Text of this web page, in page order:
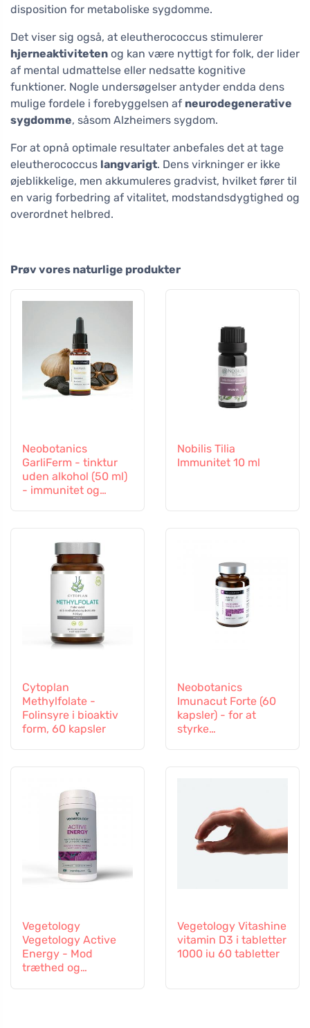
disposition for metaboliske sygdomme.
Det viser sig også, at eleutherococcus stimulerer
hjerneaktiviteten og kan være nyttigt for folk, der lider
af mental udmattelse eller nedsatte kognitive
funktioner. Nogle undersøgelser antyder endda dens
mulige fordele i forebyggelsen af neurodegenerative
sygdomme, såsom Alzheimers sygdom.
For at opnå optimale resultater anbefales det at tage
eleutherococcus langvarigt. Dens virkninger er ikke
øjeblikkelige, men akkumuleres gradvist, hvilket fører til
en varig forbedring af vitalitet, modstandsdygtighed og
overordnet helbred.
Prøv vores naturlige produkter
Neobotanics
GarliFerm - tinktur
uden alkohol (50 ml)
- immunitet og
Nobilis Tilia
Immunitet 10 ml
Cytoplan
Methylfolate -
Folinsyre i bioaktiv
form, 60 kapsler
Neobotanics
Imunacut Forte (60
kapsler) - for at
styrke
Vegetology
Vegetology Active
Energy - Mod
træthed og
Vegetology Vitashine
vitamin D3 i tabletter
1000 iu 60 tabletter